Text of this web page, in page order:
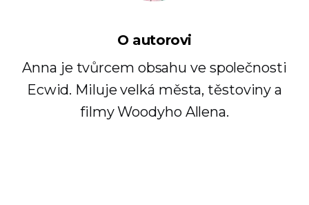
O autorovi
Anna je tvůrcem obsahu ve společnosti
Ecwid. Miluje velká města, těstoviny a
filmy Woodyho Allena.